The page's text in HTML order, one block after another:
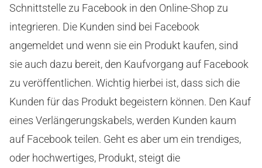
Schnittstelle zu Facebook in den Online-Shop zu
integrieren. Die Kunden sind bei Facebook
angemeldet und wenn sie ein Produkt kaufen, sind
sie auch dazu bereit, den Kaufvorgang auf Facebook
zu veröffentlichen. Wichtig hierbei ist, dass sich die
Kunden für das Produkt begeistern können. Den Kauf
eines Verlängerungskabels, werden Kunden kaum
auf Facebook teilen. Geht es aber um ein trendiges,
oder hochwertiges, Produkt, steigt die